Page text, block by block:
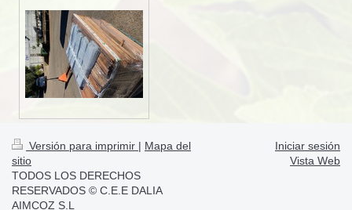
Versión para imprimir | Mapa del
sitio
TODOS LOS DERECHOS
RESERVADOS © C.E.E DALIA
AIMCOZ S.L
Iniciar sesión
Vista Web